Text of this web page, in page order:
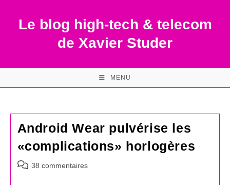
contentLe blog high-tech & telecom
de Xavier Studer
MENU
Android Wear pulvérise les
«complications» horlogères
Commentaires
38 commentaires